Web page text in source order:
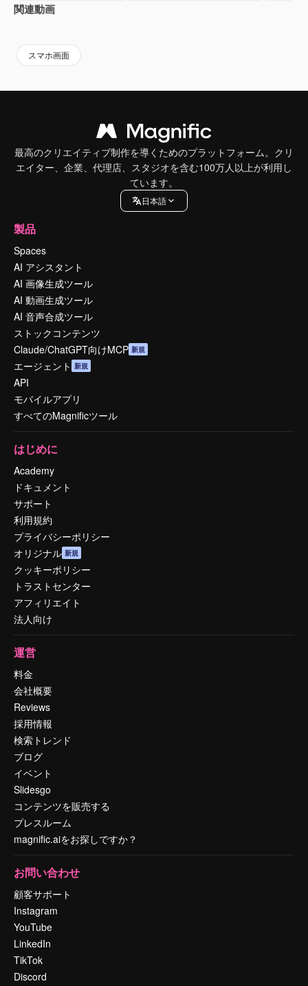
関連動画
スマホ画面
最高のクリエイティブ制作を導くためのプラットフォーム。クリ
エイター、企業、代理店、スタジオを含む100万人以上が利用し
ています。
日本語
製品
Spaces
AI アシスタント
AI 画像生成ツール
AI 動画生成ツール
AI 音声合成ツール
ストックコンテンツ
Claude/ChatGPT向けMCP 新規
エージェント 新規
API
モバイルアプリ
すべてのMagnificツール
はじめに
Academy
ドキュメント
サポート
利用規約
プライバシーポリシー
オリジナル 新規
クッキーポリシー
トラストセンター
アフィリエイト
法人向け
運営
料金
会社概要
Reviews
採用情報
検索トレンド
ブログ
イベント
Slidesgo
コンテンツを販売する
プレスルーム
magnific.aiをお探しですか？
お問い合わせ
顧客サポート
Instagram
YouTube
LinkedIn
TikTok
Discord